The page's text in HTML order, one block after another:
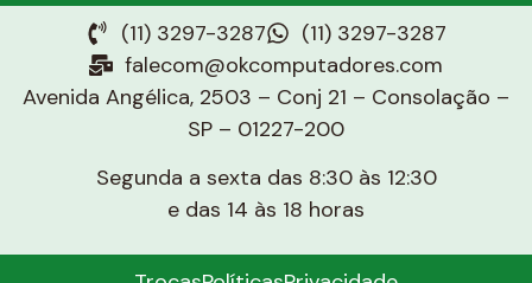
(11) 3297-3287
(11) 3297-3287
falecom@okcomputadores.com
Avenida Angélica, 2503 – Conj 21 – Consolação –
SP – 01227-200
Segunda a sexta das 8:30 às 12:30
e das 14 às 18 horas